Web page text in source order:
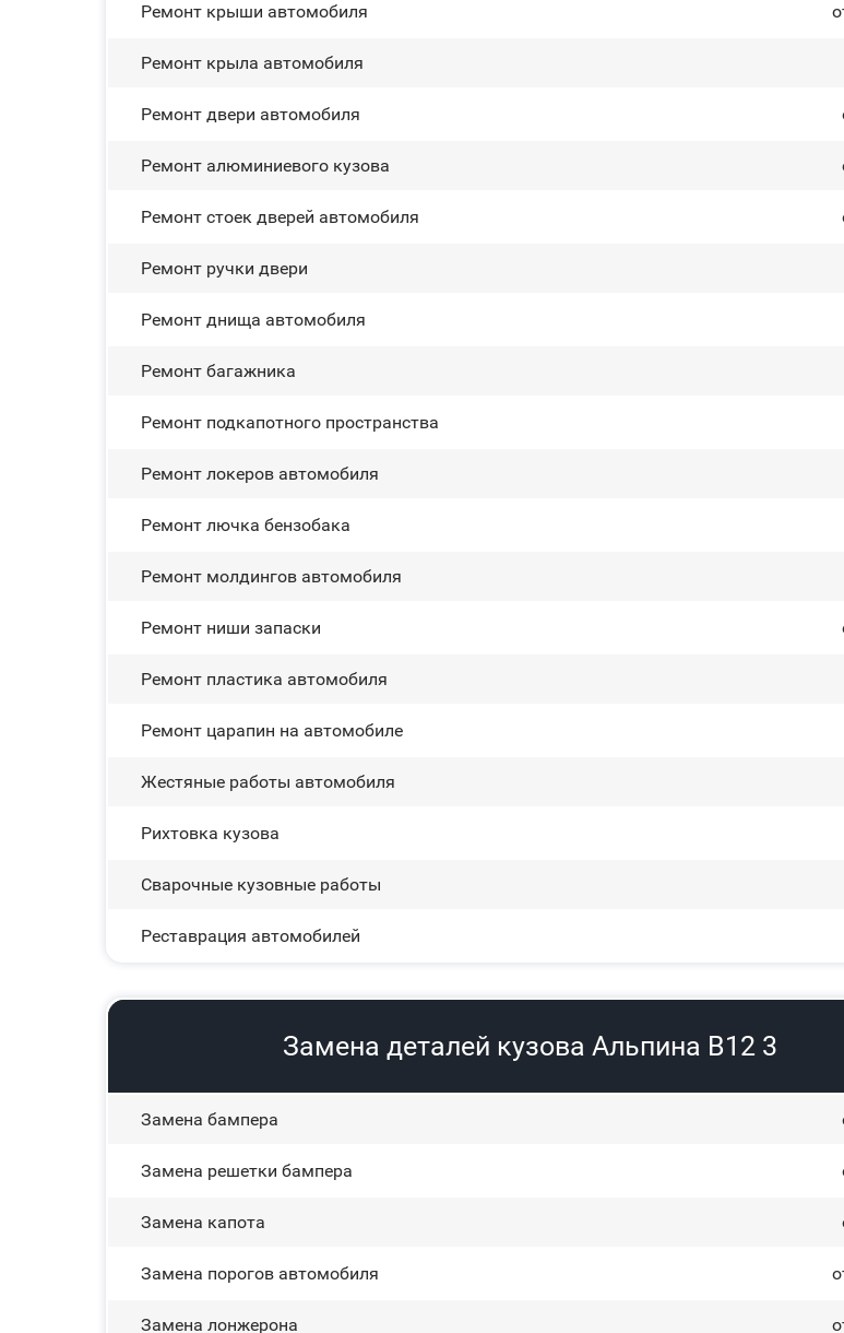
Ремонт крыши автомобиля
Ремонт крыла автомобиля
Ремонт двери автомобиля
Ремонт алюминиевого кузова
Ремонт стоек дверей автомобиля
Ремонт ручки двери
Ремонт днища автомобиля
Ремонт багажника
Ремонт подкапотного пространства
Ремонт лoĸepoв автомобиля
Ремонт лючка бензобака
Ремонт молдингов автомобиля
Ремонт ниши запаски
Ремонт пластика автомобиля
Ремонт царапин на автомобиле
Жестяные работы автомобиля
Рихтовка кузова
Сварочные кузовные работы
Реставрация автомобилей
Замена деталей кузова Альпина В12 3
Замена бампера
Замена решетки бампера
Замена капота
Замена порогов автомобиля
Замена лонжерона